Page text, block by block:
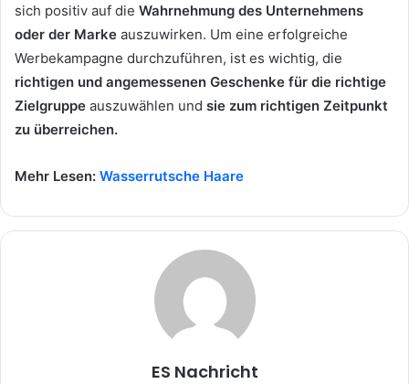
sich positiv auf die Wahrnehmung des Unternehmens
oder der Marke auszuwirken. Um eine erfolgreiche
Werbekampagne durchzuführen, ist es wichtig, die
richtigen und angemessenen Geschenke für die richtige
Zielgruppe auszuwählen und sie zum richtigen Zeitpunkt
zu überreichen.
Mehr Lesen: Wasserrutsche Haare
ES Nachricht